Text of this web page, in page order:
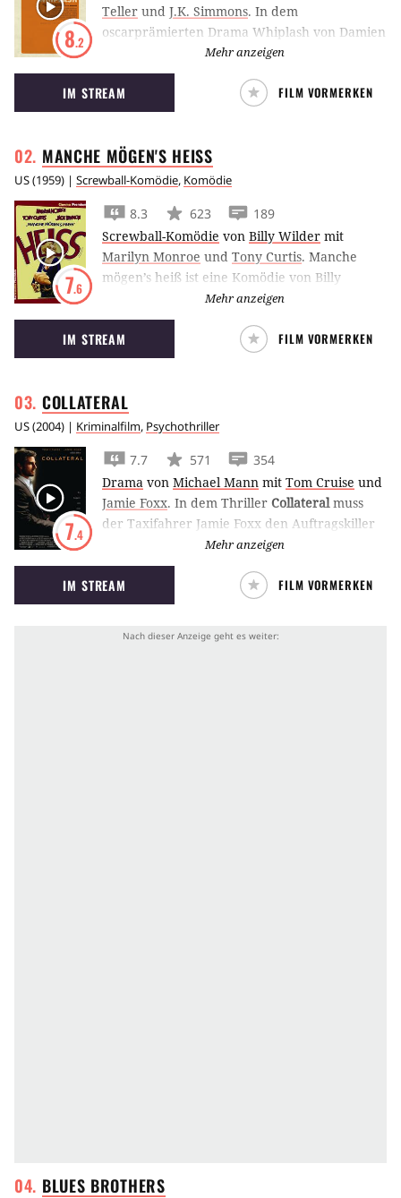
8.2
Teller und J.K. Simmons. In dem
oscarprämierten Drama Whiplash von Damien
Chazelle spielt Miles Teller einen jungen
Drummer, der zu den besten seiner Zunft
gehören will und dafür alles gibt.
Mehr anzeigen
IM STREAM FILM VORMERKEN
MANCHE MÖGEN'S HEISS
US(1959) | Screwball-Komödie, Komödie
7.6
8.3 623
189
Screwball-Komödie von Billy Wilder mit
Marilyn Monroe und Tony Curtis. Manche
mögen’s heiß ist eine Komödie von Billy
Wilder, mit Marilyn Monroe in der Hauptrolle.
Mehr anzeigen
IM STREAM FILM VORMERKEN
COLLATERAL
US(2004) | Kriminalfilm, Psychothriller
7.4
7.7 571
354
Drama von Michael Mann mit Tom Cruise und
Jamie Foxx. In dem Thriller Collateralmuss
der Taxifahrer Jamie Foxx den Auftragskiller
Tom Cruise quer durch Los Angeles
kutschieren. Was tut man nicht alles für 600
Dollar?!
Mehr anzeigen
IM STREAM FILM VORMERKEN
BLUES BROTHERS